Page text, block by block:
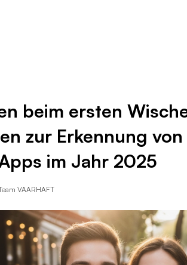
beim ersten
zur Erkennung
im Jahr 2025
VAARHAFT